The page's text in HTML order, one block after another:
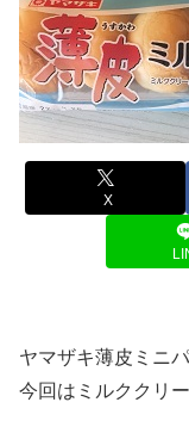
X
ヤマザキ薄皮ミニ
今回はミルククリ